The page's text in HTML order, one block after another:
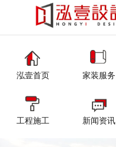
泓壹首页 家装服务
工程施工 新闻资讯